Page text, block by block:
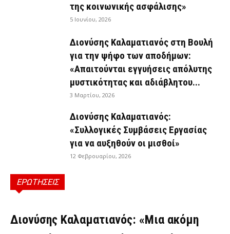
της κοινωνικής ασφάλισης»
5 Ιουνίου, 2026
Διονύσης Καλαματιανός στη Βουλή
για την ψήφο των αποδήμων:
«Απαιτούνται εγγυήσεις απόλυτης
μυστικότητας και αδιάβλητου...
3 Μαρτίου, 2026
Διονύσης Καλαματιανός:
«Συλλογικές Συμβάσεις Εργασίας
για να αυξηθούν οι μισθοί»
12 Φεβρουαρίου, 2026
ΕΡΩΤΗΣΕΙΣ
ΕΡΩΤΉΣΕΙΣ
Διονύσης Καλαματιανός: «Μια ακόμη